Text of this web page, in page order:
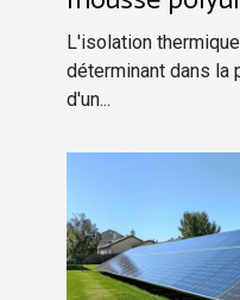
L'isolation
déterminant dans la
d'un...